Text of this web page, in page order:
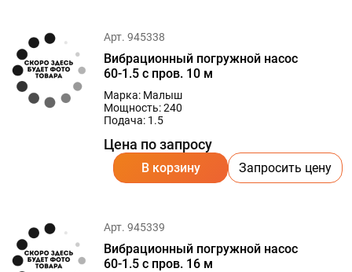
Арт. 945338
Вибрационный погружной насос
60-1.5 с пров. 10 м
Марка: Малыш
Мощность: 240
Подача: 1.5
Цена по запросу
В корзину Запросить цену
Арт. 945339
Вибрационный погружной насос
60-1.5 с пров. 16 м